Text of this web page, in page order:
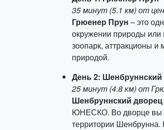
35 минут (5.1 км) от
Грюенер Прун – это
окружении природы или
зоопарк, аттракционы
природой.
День 2:
25 минут (4.8 км) от
Шенбруннский дворец
ЮНЕСКО. Во дворце вы
территории Шенбрунна.